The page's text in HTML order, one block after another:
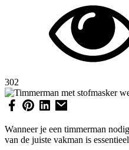
302
Wanneer je een timmerman
van de juiste vakman is